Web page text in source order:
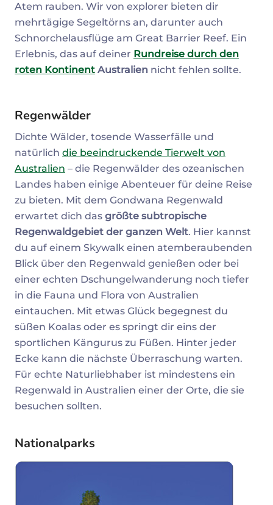
Atem rauben. Wir von explorer bieten dir
mehrtägige Segeltörns an, darunter auch
Schnorchelausflüge am Great Barrier Reef. Ein
Erlebnis, das auf deiner Rundreise durch den
roten Kontinent Australien nicht fehlen sollte.
Regenwälder
Dichte Wälder, tosende Wasserfälle und
natürlich die beeindruckende Tierwelt von
Australien – die Regenwälder des ozeanischen
Landes haben einige Abenteuer für deine Reise
zu bieten. Mit dem Gondwana Regenwald
erwartet dich das größte subtropische
Regenwaldgebiet der ganzen Welt. Hier kannst
du auf einem Skywalk einen atemberaubenden
Blick über den Regenwald genießen oder bei
einer echten Dschungelwanderung noch tiefer
in die Fauna und Flora von Australien
eintauchen. Mit etwas Glück begegnest du
süßen Koalas oder es springt dir eins der
sportlichen Kängurus zu Füßen. Hinter jeder
Ecke kann die nächste Überraschung warten.
Für echte Naturliebhaber ist mindestens ein
Regenwald in Australien einer der Orte, die sie
besuchen sollten.
Nationalparks